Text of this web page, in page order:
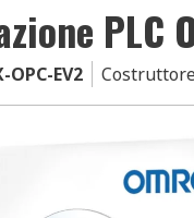
PLC
OPC-EV2